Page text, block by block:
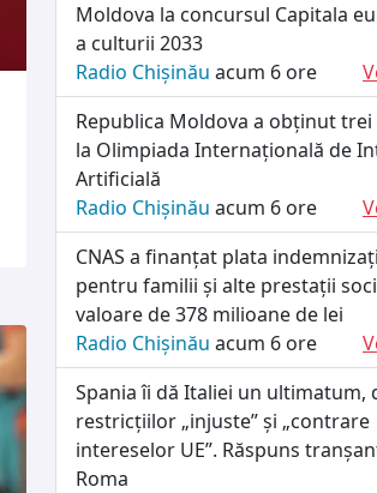
Moldova la concursul Capitala
a culturii 2033
Radio Chișinău acum 6 ore
Republica Moldova a obținut trei
la Olimpiada Internațională de
Artificială
Radio Chișinău acum 6 ore
CNAS a finanțat plata
pentru familii și alte prestații
valoare de 378 milioane de lei
Radio Chișinău acum 6 ore
Spania îi dă Italiei un ultimatum,
restricțiilor „injuste” și „contrare
intereselor UE”. Răspuns
Roma